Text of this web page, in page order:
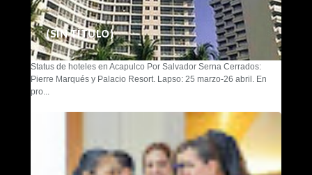
(SIN TÍTULO)
Status de hoteles en Acapulco Por Salvador Serna Cerrados:
Pierre Marqués y Palacio Resort. Lapso: 25 marzo-26 abril. En
pro...